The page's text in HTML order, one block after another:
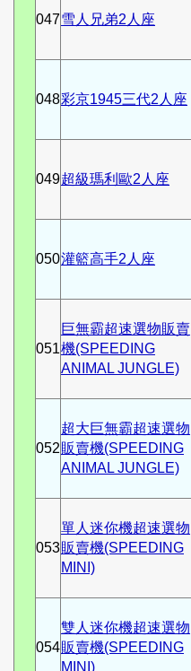
047雪人兄弟2人座
048彩京1945三代2人座
049超級瑪利歐2人座
050灌籃高手2人座
051
巨無霸超速選物販賣
機(SPEEDING
ANIMAL JUNGLE)
052
超大巨無霸超速選物
販賣機(SPEEDING
ANIMAL JUNGLE)
053
單人迷你機超速選物
販賣機(SPEEDING
MINI)
054
雙人迷你機超速選物
販賣機(SPEEDING
MINI)